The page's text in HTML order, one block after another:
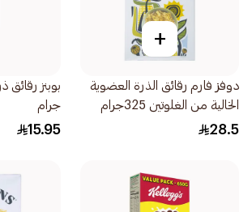
+
دوفز فارم رقائق الذرة العضوية
الخالية من الغلوتين 325جرام
28.5
جرام
15.95